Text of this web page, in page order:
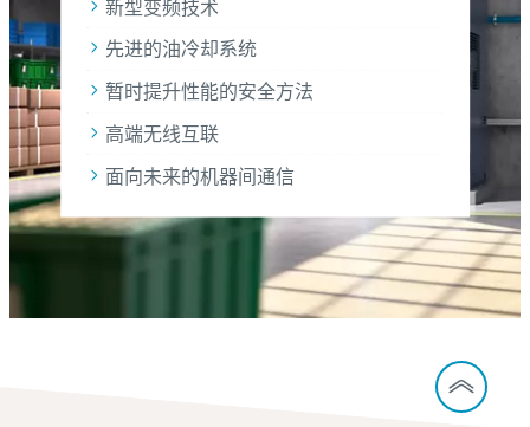
新型变频技术
先进的油冷却系统
暂时提升性能的安全方法
高端无线互联
面向未来的机器间通信